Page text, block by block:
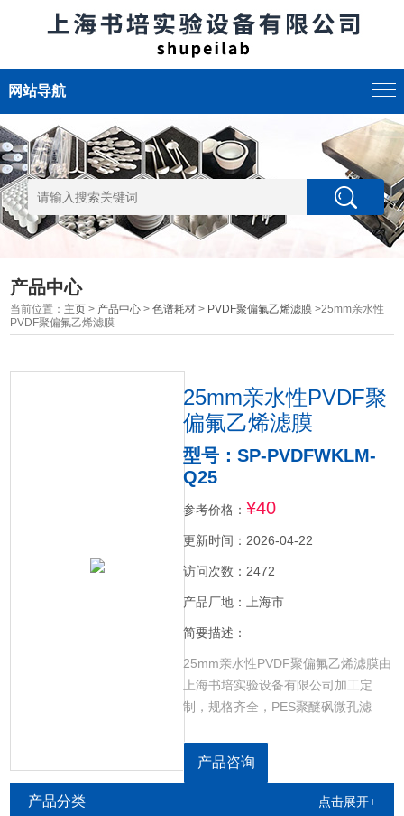
网站导航
产品中心
当前位置： 主页 > 产品中心 >色谱耗材 > PVDF聚偏氟乙烯滤膜 >25mm亲水性
PVDF聚偏氟乙烯滤膜
25mm亲水性PVDF聚
偏氟乙烯滤膜
型号：SP-PVDFWKLM-
Q25
参考价格： ¥40
更新时间：2026-04-22
访问次数：2472
产品厂地：上海市
简要描述：
25mm亲水性PVDF聚偏氟乙烯滤膜由
上海书培实验设备有限公司加工定
制，规格齐全，PES聚醚砜微孔滤
烯微孔滤膜，PVDF聚偏氟乙烯微孔滤
膜，MCE混合纤维素微孔滤膜，PVC
产品咨询
产品分类 点击展开+